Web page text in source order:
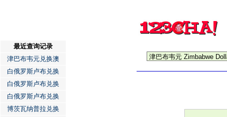
最近查询记录
津巴布韦元兑换澳
白俄罗斯卢布兑换
白俄罗斯卢布兑换
白俄罗斯卢布兑换
博茨瓦纳普拉兑换